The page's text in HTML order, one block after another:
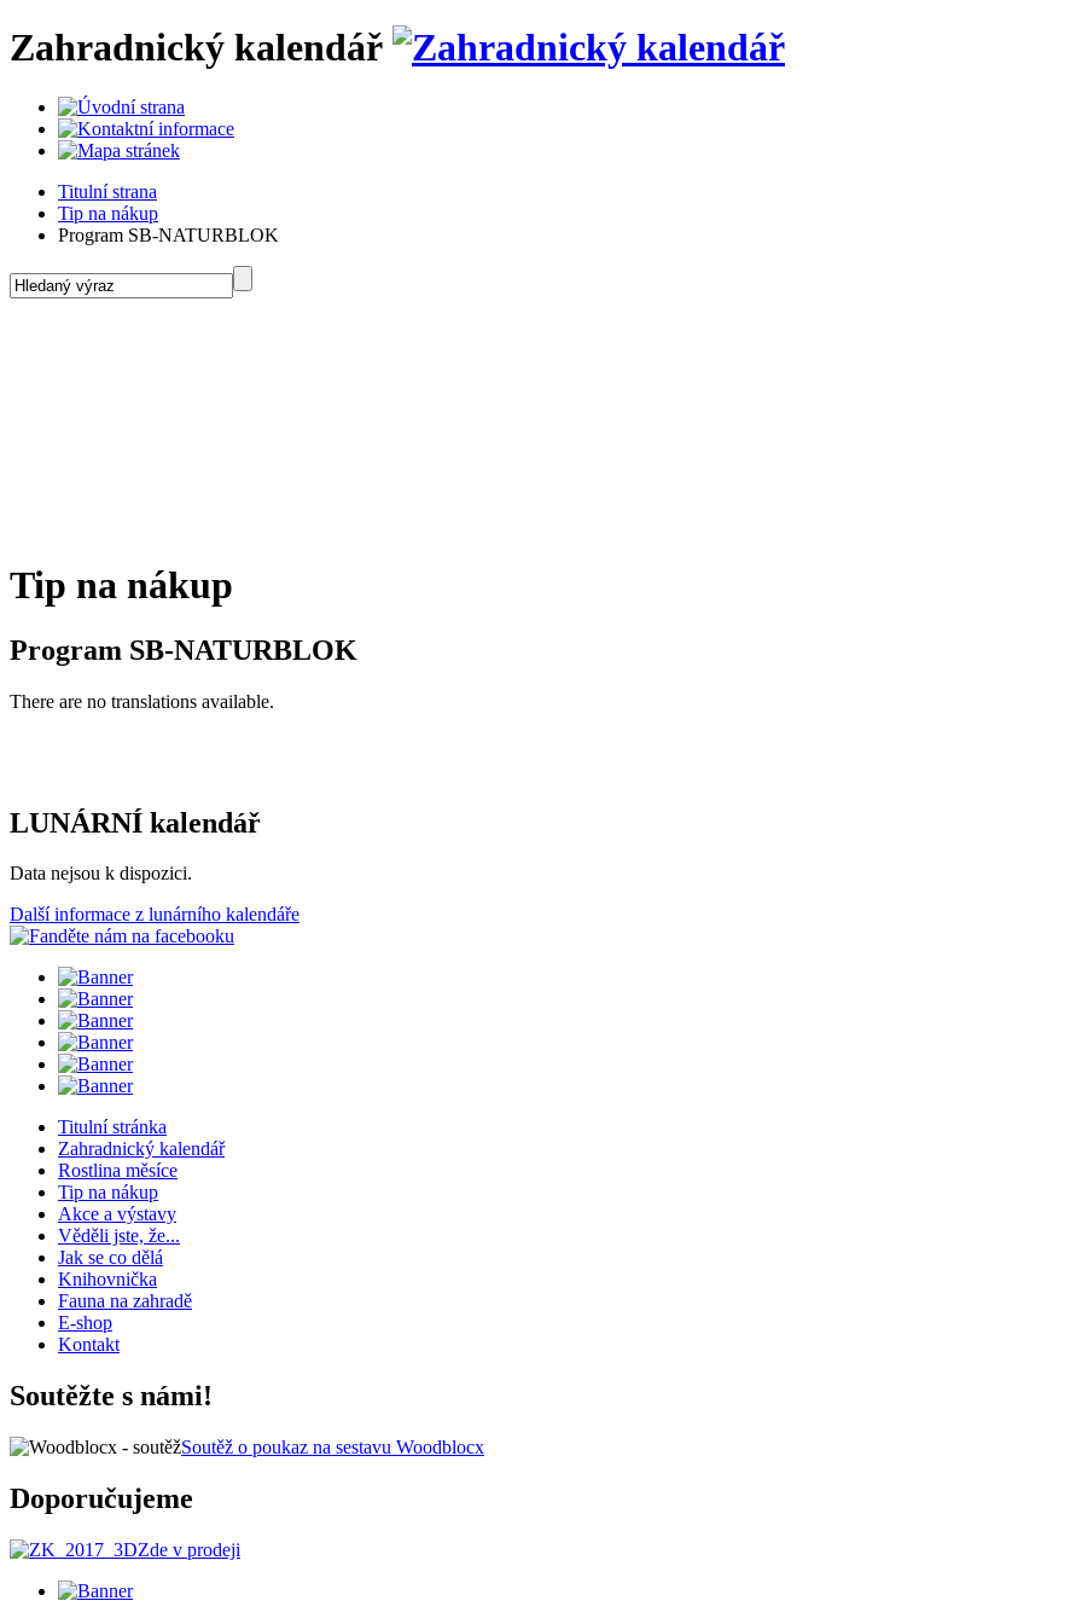
Zahradnický kalendář
Titulní strana
Tip na nákup
Program SB-NATURBLOK
Tip na nákup
Program SB-NATURBLOK
There are no translations available.
LUNÁRNÍ kalendář
Data nejsou k dispozici.
Další informace z lunárního kalendáře
Titulní stránka
Zahradnický kalendář
Rostlina měsíce
Tip na nákup
Akce a výstavy
Věděli jste, že...
Jak se co dělá
Knihovnička
Fauna na zahradě
E-shop
Kontakt
Soutěžte s námi!
Soutěž o poukaz na sestavu Woodblocx
Doporučujeme
Zde v prodeji